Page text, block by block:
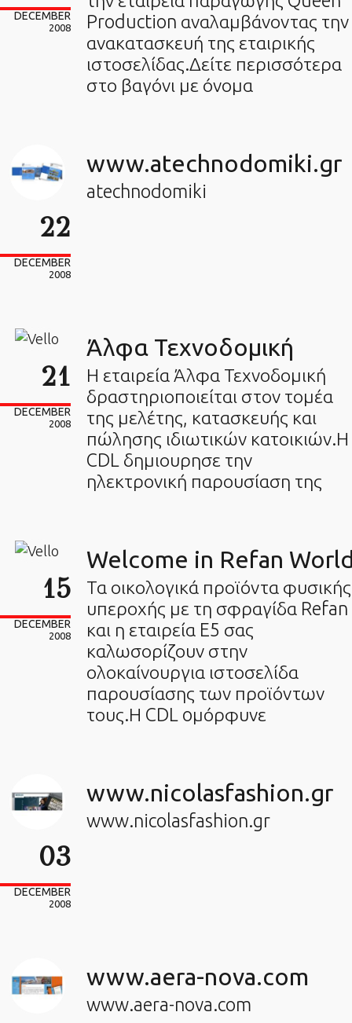
DECEMBER
2008
Production αναλαμβάνοντας την
ανακατασκευή της εταιρικής
ιστοσελίδας.Δείτε περισσότερα
στο βαγόνι με όνομα
22
DECEMBER
2008
www.atechnodomiki.gr
atechnodomiki
21
DECEMBER
2008
Άλφα Τεχνοδομική
Η εταιρεία Άλφα Τεχνοδομική
δραστηριοποιείται στον τομέα
της μελέτης, κατασκευής και
πώλησης ιδιωτικών κατοικιών.Η
CDL δημιουρησε την
ηλεκτρονική παρουσίαση της
15
DECEMBER
2008
Welcome in Refan
Τα οικολογικά προϊόντα φυσικής
υπεροχής με τη σφραγίδα Refan
και η εταιρεία E5 σας
καλωσορίζουν στην
ολοκαίνουργια ιστοσελίδα
παρουσίασης των προϊόντων
τους.Η CDL oμόρφυνε
03
DECEMBER
2008
www.nicolasfashion.gr
www.nicolasfashion.gr
www.aera-nova.com
www.aera-nova.com